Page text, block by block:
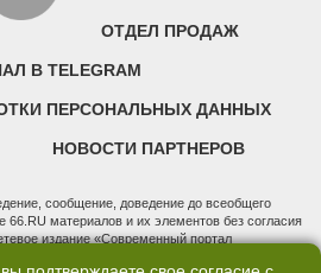
ОТДЕЛ ПРОДАЖ
В TELEGRAM
ПЕРСОНАЛЬНЫХ ДАННЫХ
НОВОСТИ ПАРТНЕРОВ
сообщение, доведение до всеобщего
материалов и их элементов без согласия
издание «Современный портал